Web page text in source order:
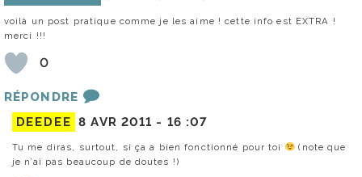
voilà un post pratique comme je les aime ! cette info est EXTRA !
merci !!!
0
RÉPONDRE
DEEDEE 8 AVR 2011 - 16 :07
Tu me diras, surtout, si ça a bien fonctionné pour toi
(note que
je n’ai pas beaucoup de doutes !)